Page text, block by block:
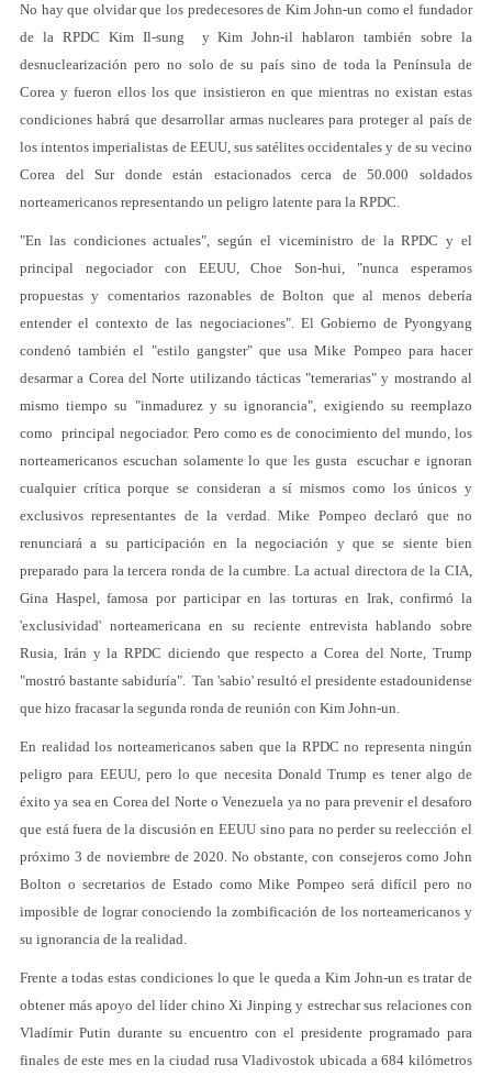
No hay que olvidar que los predecesores de Kim John-un como el fundador
de la RPDC Kim Il-sung y Kim John-il hablaron también sobre la
desnuclearización pero no solo de su país sino de toda la Península de
Corea y fueron ellos los que insistieron en que mientras no existan estas
condiciones habrá que desarrollar armas nucleares para proteger al país de
los intentos imperialistas de EEUU, sus satélites occidentales y de su vecino
Corea del Sur donde están estacionados cerca de 50.000 soldados
norteamericanos representando un peligro latente para la RPDC.
"En las condiciones actuales", según el viceministro de la RPDC y el
principal negociador con EEUU, Choe Son-hui, "nunca esperamos
propuestas y comentarios razonables de Bolton que al menos debería
entender el contexto de las negociaciones". El Gobierno de Pyongyang
condenó también el "estilo gangster" que usa Mike Pompeo para hacer
desarmar a Corea del Norte utilizando tácticas "temerarias" y mostrando al
mismo tiempo su "inmadurez y su ignorancia", exigiendo su reemplazo
como principal negociador. Pero como es de conocimiento del mundo, los
norteamericanos escuchan solamente lo que les gusta escuchar e ignoran
cualquier crítica porque se consideran a sí mismos como los únicos y
exclusivos representantes de la verdad. Mike Pompeo declaró que no
renunciará a su participación en la negociación y que se siente bien
preparado para la tercera ronda de la cumbre. La actual directora de la CIA,
Gina Haspel, famosa por participar en las torturas en Irak, confirmó la
'exclusividad' norteamericana en su reciente entrevista hablando sobre
Rusia, Irán y la RPDC diciendo que respecto a Corea del Norte, Trump
"mostró bastante sabiduría". Tan 'sabio' resultó el presidente estadounidense
que hizo fracasar la segunda ronda de reunión con Kim John-un.
En realidad los norteamericanos saben que la RPDC no representa ningún
peligro para EEUU, pero lo que necesita Donald Trump es tener algo de
éxito ya sea en Corea del Norte o Venezuela ya no para prevenir el desaforo
que está fuera de la discusión en EEUU sino para no perder su reelección el
próximo 3 de noviembre de 2020. No obstante, con consejeros como John
Bolton o secretarios de Estado como Mike Pompeo será difícil pero no
imposible de lograr conociendo la zombificación de los norteamericanos y
su ignorancia de la realidad.
Frente a todas estas condiciones lo que le queda a Kim John-un es tratar de
obtener más apoyo del líder chino Xi Jinping y estrechar sus relaciones con
Vladímir Putin durante su encuentro con el presidente programado para
finales de este mes en la ciudad rusa Vladivostok ubicada a 684 kilómetros